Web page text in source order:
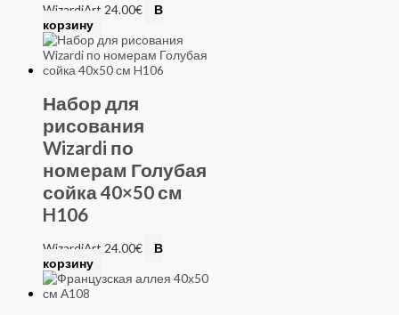
WizardiArt 24.00€
В
корзину
Набор для
рисования
Wizardi по
номерам Голубая
сойка 40×50 см
H106
WizardiArt 24.00€
В
корзину